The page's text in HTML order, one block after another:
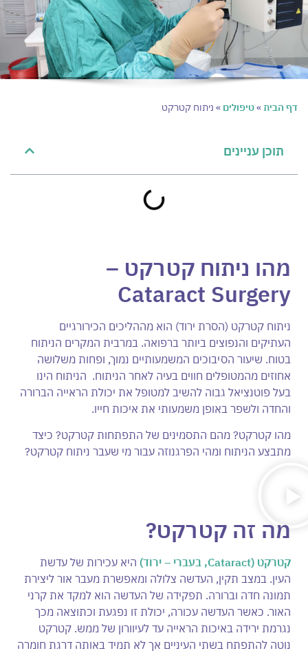
דף הבית»טיפולים » ניתוח קטרקט
תוכן עניינים
מהו ניתוח קטרקט –
Cataract Surgery
ניתוח קטרקט (הסרת ירוד) הוא מההליכים הכירורגיים
העתיקים והנפוצים ביותר ברפואה. במרבית המקרים הניתוח
בטוח. שיעור הסיבוכים המשמעותיים נמוך, ופחות משלושה
אחוזים מהמטופלים חווים בעיה לאחר הניתוח. הניתוח הינו
בעל פוטנציאל גבוה להשיב למטופל את יכולת הראייה הברורה
והחדה ולשפר באופן משמעותי את איכות חייו.
מהו קטרקט? מהם התסמינים של התפתחות קטרקט? כיצד
מתבצע הניתוח ומהי הפרגנוזה עבור מי שעבר ניתוח קטרקט?
מה זה קטרקט?
קטרקט (Cataract, בעברי – ירוד)
היא עכירות של עדשת
העין. במצב תקין, העדשה צלולה ומאפשרת מעבר אור ליצירת
תמונה חדה וברורה. תפקידה של העדשה הוא למקד את קרני
האור. כאשר העדשה עכורה, יכולת זו נפגעת וכתוצאה מכך
נגרמת ירידה באיכות הראייה עד לעיוורון של ממש. קטרקט
נוטה להתפתח בשתי העיניים אך לא תמיד באותה דרגת חומרה